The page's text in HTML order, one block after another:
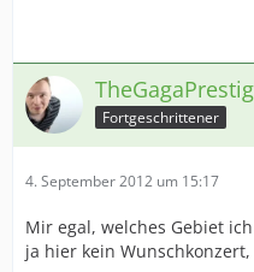
Fortgeschrittener
4. September 2012 um 15:17
Mir egal, welches Gebiet
ja hier kein